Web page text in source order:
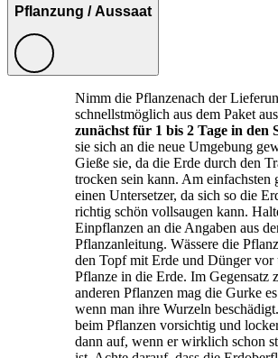
Pflanzung / Aussaat
Nimm die Pflanzenach der
schnellstmöglich aus dem Paket
zunächst für 1 bis 2 Tage in den
sie sich an die neue Umgebung
Gieße sie, da die Erde durch den
trocken sein kann. Am einfachsten
einen Untersetzer, da sich so die
richtig schön vollsaugen kann.
Einpflanzen an die Angaben aus
Pflanzanleitung. Wässere die
den Topf mit Erde und Dünger vor
Pflanze in die Erde. Im Gegensatz
anderen Pflanzen mag die Gurke
wenn man ihre Wurzeln
beim Pflanzen vorsichtig und
dann auf, wenn er wirklich schon